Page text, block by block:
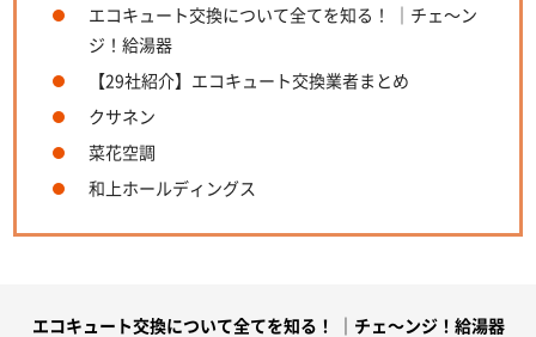
エコキュート交換について全てを知る！ ｜チェ～ン
ジ！給湯器
【29社紹介】エコキュート交換業者まとめ
クサネン
菜花空調
和上ホールディングス
エコキュート交換について全てを知る！ ｜チェ～ンジ！給湯器